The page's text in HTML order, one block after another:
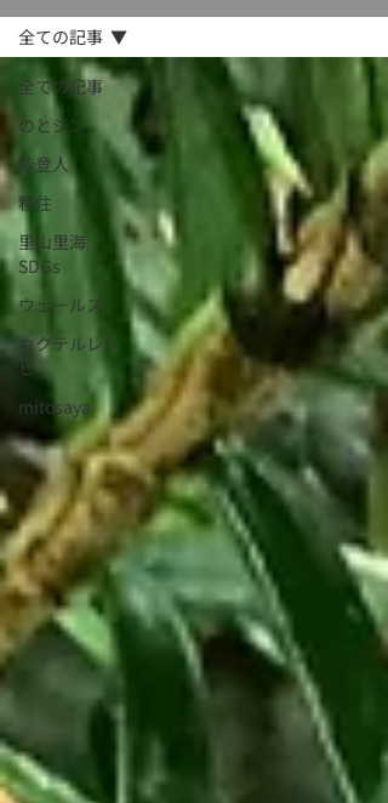
全ての記事
のとジン
能登人
移住
里山里海
SDGs
ウェールズ
カクテルレシ
ピ
mitosaya
全ての記事